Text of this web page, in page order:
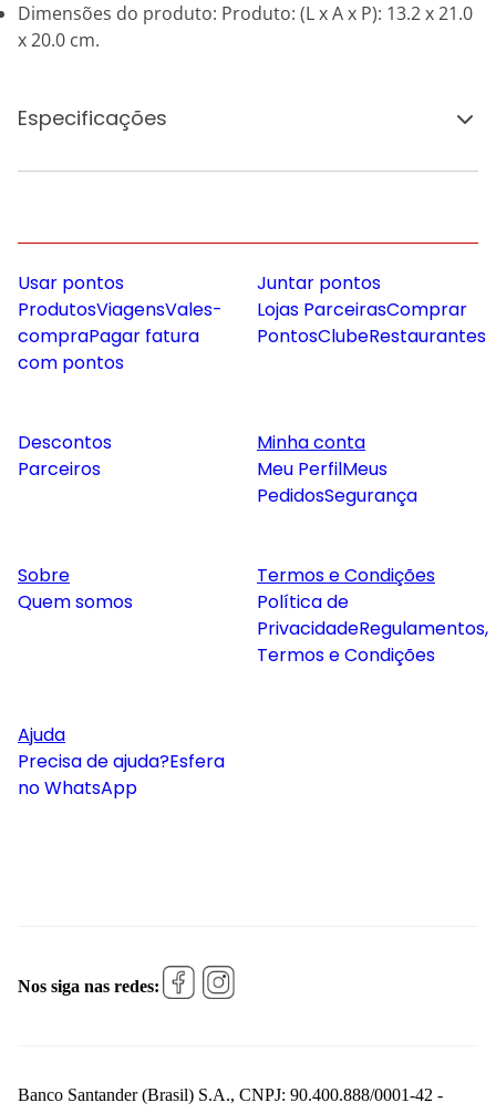
Dimensões do produto: Produto: (L x A x P): 13.2 x 21.0
x 20.0 cm.
Especificações
Usar pontos
ProdutosViagensVales-
compraPagar fatura
com pontos
Juntar pontos
Lojas ParceirasComprar
PontosClubeRestaurantes
Descontos
Parceiros
Minha conta
Meu PerfilMeus
PedidosSegurança
Sobre
Quem somos
Termos e Condições
Política de
PrivacidadeRegulamentos,
Termos e Condições
Ajuda
Precisa de ajuda?Esfera
no WhatsApp
Nos siga nas redes:
Banco Santander (Brasil) S.A., CNPJ: 90.400.888/0001-42 -